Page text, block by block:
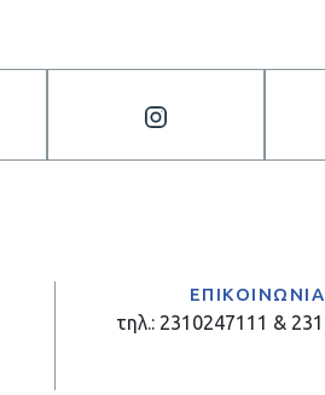
ΕΠΙΚΟΙΝΩΝΙΑ
τηλ.: 2310247111 &